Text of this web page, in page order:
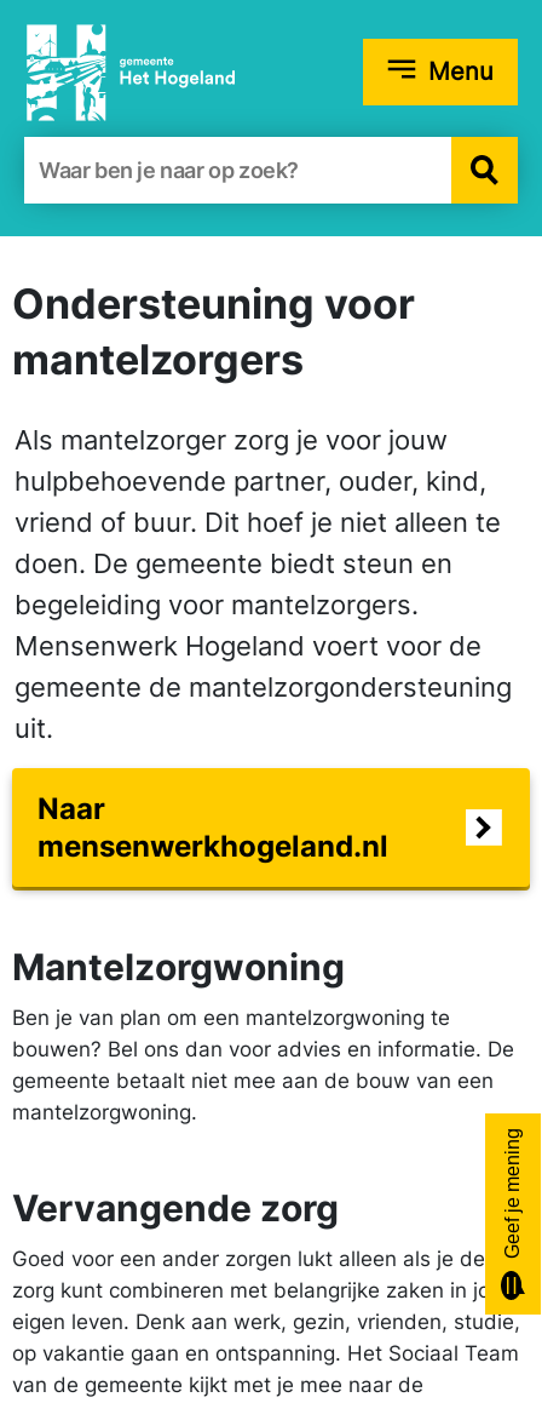
Zoekformulier
Menu
Onder­steuning voor
mantelzorgers
Als mantelzorger zorg je voor jouw
hulpbehoevende partner, ouder, kind,
vriend of buur. Dit hoef je niet alleen te
doen. De gemeente biedt steun en
begeleiding voor mantelzorgers.
Mensenwerk Hogeland voert voor de
gemeente de mantelzorgondersteuning
uit.
Naar
mensenwerkhogeland.nl
Mantelzorgwoning
Ben je van plan om een mantelzorgwoning te
bouwen? Bel ons dan voor advies en informatie. De
gemeente betaalt niet mee aan de bouw van een
mantelzorgwoning.
Vervangende zorg
Goed voor een ander zorgen lukt alleen als je de
zorg kunt combineren met belangrijke zaken in jouw
eigen leven. Denk aan werk, gezin, vrienden, studie,
op vakantie gaan en ontspanning. Het Sociaal Team
van de gemeente kijkt met je mee naar de
Geef je mening